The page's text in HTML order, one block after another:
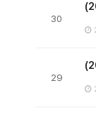
30
29